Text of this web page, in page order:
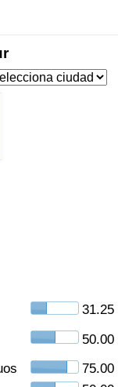
31.25
50.00
75.00